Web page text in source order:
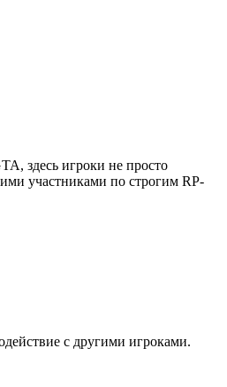
здесь игроки не просто
участниками по строгим RP-
с другими игроками.